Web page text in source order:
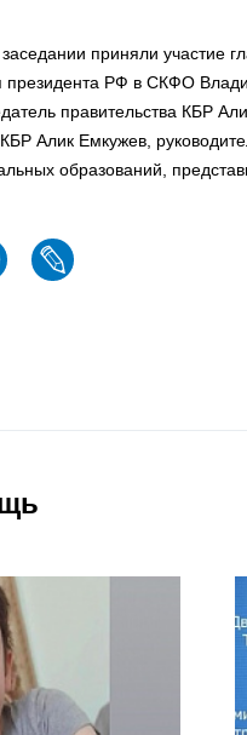
приняли участие
президента РФ в СКФО
правительства КБР
Алик Емкужев,
образований,